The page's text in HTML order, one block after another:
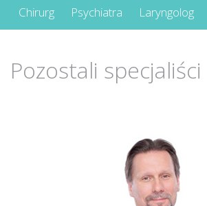
Chirurg
Psychiatra Laryngolog
Pozostali specjaliści